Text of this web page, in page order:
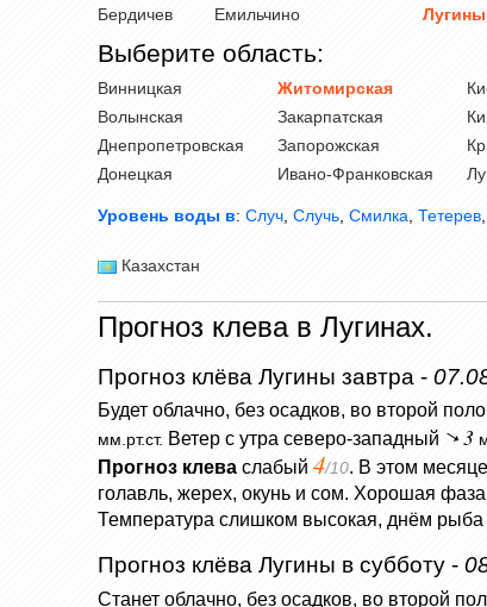
Бердичев
Емильчино
Лугины
Выберите область:
Винницкая
Волынская
Днепропетровская
Донецкая
Житомирская
Закарпатская
Запорожская
Ивано-Франковская
Уровень воды в: Случ Случь Смилка Тетерев
Казахстан
Прогноз клева в Лугинах.
Прогноз клёва Лугины завтра -
Будет облачно, без осадков, во второй
мм.рт.ст. Ветер с утра северо-западный 3
Прогноз клева слабый 4/10. В этом
голавль, жерех, окунь и сом. Хорошая
Температура слишком высокая, днём рыба
Прогноз клёва Лугины в субботу -
Станет облачно, без осадков, во второй